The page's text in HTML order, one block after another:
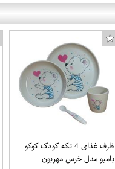
ظرف غذای 4 تکه کودک کوکو
بامبو مدل خرس مهربون